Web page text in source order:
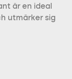
är en ideal
utmärker sig